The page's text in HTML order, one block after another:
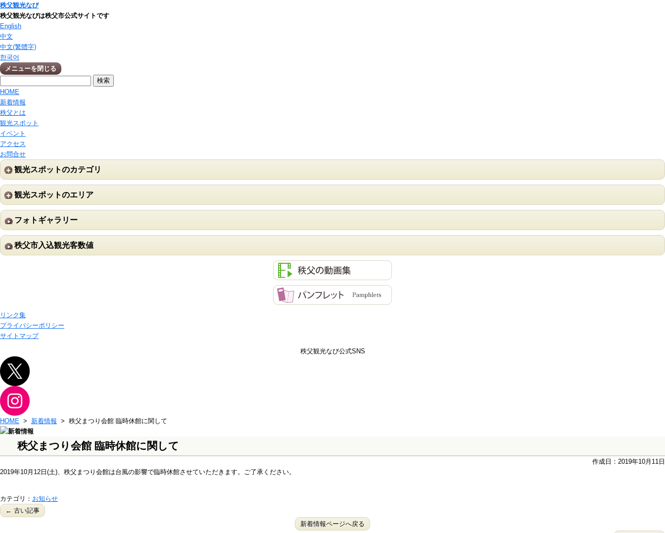
秩父観光なび
秩父観光なびは秩父市公式サイトです
English
中文
中文(繁體字)
한국어
メニューを閉じる
HOME
新着情報
秩父とは
観光スポット
イベント
アクセス
お問合せ
観光スポットのカテゴリ
観光スポットのエリア
フォトギャラリー
秩父市入込観光客数値
リンク集
プライバシーポリシー
サイトマップ
秩父観光なび公式SNS
HOME > 新着情報 > 秩父まつり会館 臨時休館に関して
秩父まつり会館 臨時休館に関して
作成日：2019年10月11日
2019年10月12日(土)、秩父まつり会館は台風の影響で臨時休館させていただきます。ご了承ください。
カテゴリ： お知らせ
← 古い記事
新着情報ページへ戻る